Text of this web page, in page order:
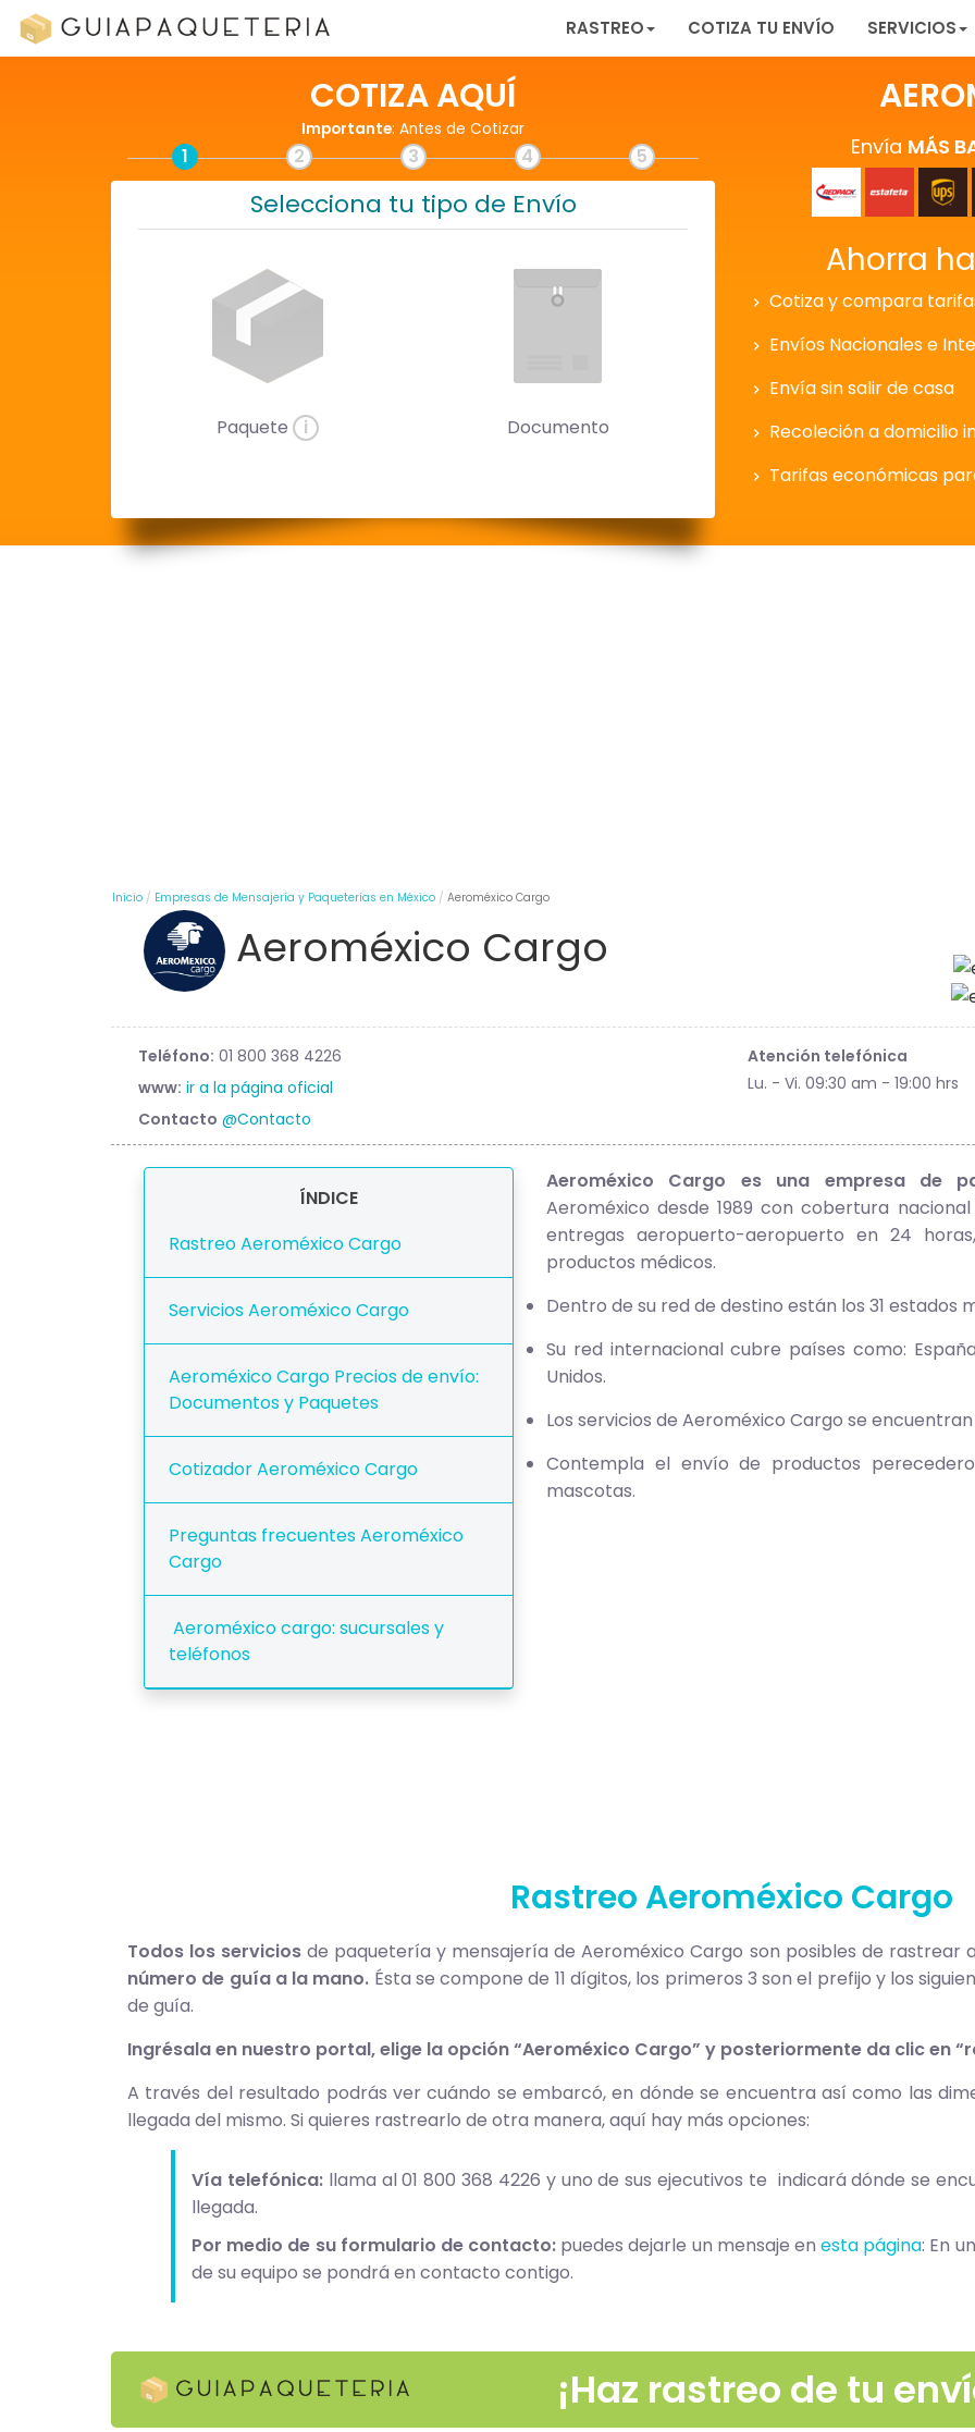
RASTREO COTIZA TU ENVÍO SERVICIOS
COTIZA AQUÍ
Importante: Antes de Cotizar
1 2 3 4 5
Selecciona tu tipo de Envío
Paquete i Documento
Envía MÁS
Ahorra
Cotiza y compara
Envíos Nacionales e
Envía sin salir de casa
Recoleción a domicilio
Tarifas económicas
Inicio Empresas de Mensajería y Paqueterías en México Aeroméxico Cargo
Aeroméxico Cargo
Teléfono: 01 800 368 4226
www: ir a la página oficial
Contacto @Contacto
Atención telefónica
Lu. - Vi. 09:30 am - 19:00 hrs
ÍNDICE
Rastreo Aeroméxico Cargo
Servicios Aeroméxico Cargo
Aeroméxico Cargo Precios de envío:
Documentos y Paquetes
Cotizador Aeroméxico Cargo
Preguntas frecuentes Aeroméxico
Cargo
Aeroméxico cargo: sucursales y
teléfonos
Aeroméxico Cargo es una empresa de
Aeroméxico desde 1989 con cobertura
entregas aeropuerto-aeropuerto en 24
productos médicos.
Dentro de su red de destino están los 31
Su red internacional cubre países como:
Unidos.
Los servicios de Aeroméxico Cargo se
Contempla el envío de productos
mascotas.
Rastreo Aeroméxico Cargo
Todos los servicios de paquetería y mensajería de Aeroméxico Cargo son posibles de rastrear
número de guía a la mano. Ésta se compone de 11 dígitos, los primeros 3 son el prefijo y los
de guía.
Ingrésala en nuestro portal, elige la opción “Aeroméxico Cargo” y posteriormente da clic en
A través del resultado podrás ver cuándo se embarcó, en dónde se encuentra así como las
llegada del mismo. Si quieres rastrearlo de otra manera, aquí hay más opciones:
Vía telefónica:llama al 01 800 368 4226 y uno de sus ejecutivos te indicará dónde se
llegada.
Por medio de su formulario de contacto: puedes dejarle un mensaje enesta página: En
de su equipo se pondrá en contacto contigo.
¡Haz rastreo de tu